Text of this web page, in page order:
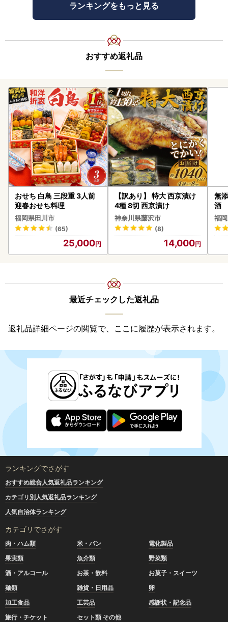
ランキングをもっと見る
おすすめ返礼品
おせち 白鳥 三段重 3人前
迎春おせち料理
福岡県田川市
(65)
25,000
【訳あり】 特大 西京漬け
4種 8切 西京漬け
神奈川県藤沢市
(8)
14,000
無
酒
福
最近チェックした返礼品
返礼品詳細ページの閲覧で、ここに履歴が表示されます。
ランキングでさがす
おすすめ総合人気返礼品ランキング
カテゴリ別人気返礼品ランキング
人気自治体ランキング
カテゴリでさがす
肉・ハム類 米・パン
電化製品
果実類
魚介類
野菜類
酒・アルコール
お茶・飲料
お菓子・スイーツ
麺類
雑貨・日用品
卵
加工食品
工芸品
感謝状・記念品
旅行・チケット
セット類 その他